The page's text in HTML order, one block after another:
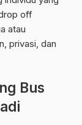
off
atau
privasi, dan
Bus